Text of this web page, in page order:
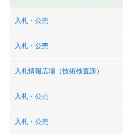
入札・公売
入札・公売
入札情報広場（技術検査課）
入札・公売
入札・公売